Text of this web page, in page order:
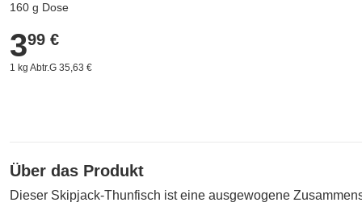
160 g Dose
3,99 €
399 €
1 kg Abtr.G 35,63 €
Über das Produkt
Dieser Skipjack-Thunfisch ist eine ausgewogene